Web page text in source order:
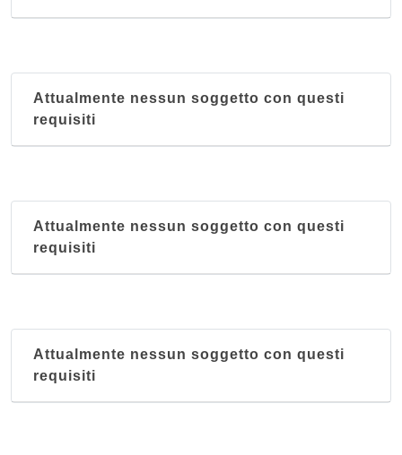
Attualmente nessun soggetto con questi
requisiti
Attualmente nessun soggetto con questi
requisiti
Attualmente nessun soggetto con questi
requisiti